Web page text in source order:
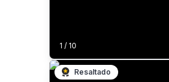
1 / 10
Resaltado